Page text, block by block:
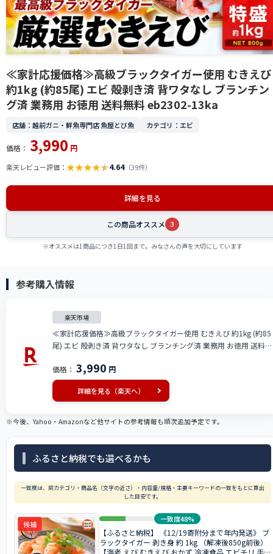
≪家計応援価格≫高級ブラックタイガー使用 むきえび
約1kg (約85尾) エビ 殻剥き済 背ワタなし ブランチン
グ済 業務用 お徳用 送料無料 eb2302-13ka
店舗：越前ガニ・鮮魚専門店 魚屋とび魚 カテゴリ：エビ
価格： 3,990 円
楽天レビュー評価： ★★★★★4.64（39件）
詳細を見る
この商品オススメ 3
※オススメは1商品につき1日1回まで。みなさんの声を大切にしています
参考購入情報
楽天市場
≪家計応援価格≫高級ブラックタイガー使用 むきえび 約1kg (約85
尾) エビ 殻剥き済 背ワタなし ブランチング済 業務用 お徳用 送料無
価格： 3,990 円
詳細を見る（楽天へ）
※今後、Yahoo・Amazonなど他サイトの参考情報も順次追加予定です。
ふるさと納税でも選べるかも
一致度は、同カテゴリ・商品名（文字の近さ）・内容量/規格・主要キーワードの一致をもとに算出
した目安です。
候補
一致度48%
【ふるさと納税】 《12/19寄附分まで年内発送》 ブ
ラックタイガー 剥き身 約 1kg （解凍後850g前後）
【海老 えび むきえび おかず 冷凍食品 エビチリ 手間